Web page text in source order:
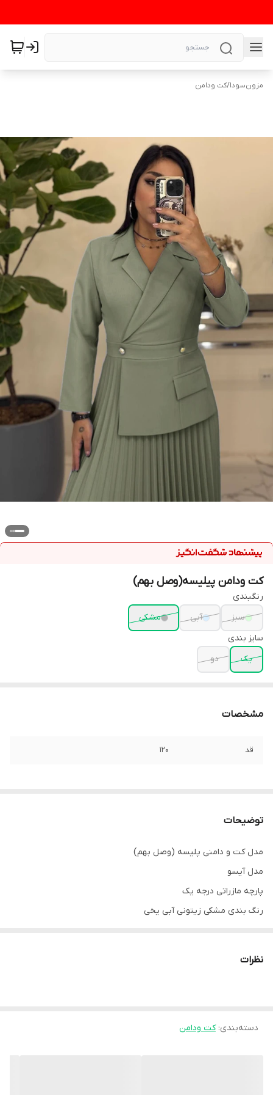
مزون‌سودا/کت ودامن
کت ودامن پیلیسه(وصل بهم)
رنگبندی
سبز
آبی
مشکی
سایز بندی
یک
دو
مشخصات
قد ۱۲۰
توضیحات
مدل کت و دامنی پلیسه (وصل بهم)
مدل آیسو
پارچه مازراتی درجه یک
رنگ بندی مشکی زیتونی آبی یخی
سایز دو 44 تا 48
قیمت تکی: 690/000
نظرات
دسته‌بندی:کت ودامن